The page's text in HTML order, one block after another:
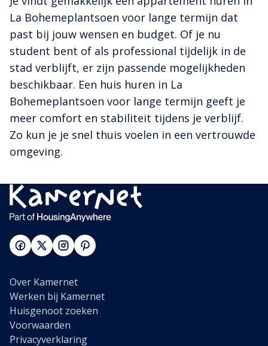
La Bohemeplantsoen voor lange termijn dat
past bij jouw wensen en budget. Of je nu
student bent of als professional tijdelijk in de
stad verblijft, er zijn passende mogelijkheden
beschikbaar. Een huis huren in La
Bohemeplantsoen voor lange termijn geeft je
meer comfort en stabiliteit tijdens je verblijf.
Zo kun je je snel thuis voelen in een vertrouwde
omgeving.
Over Kamernet
Werken bij Kamernet
Huisgenoot zoeken
Voorwaarden
Privacyverklaring